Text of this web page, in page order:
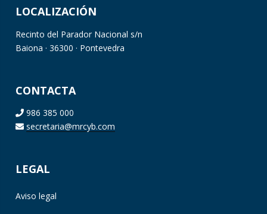
LOCALIZACIÓN
Recinto del Parador Nacional s/n
Baiona · 36300 · Pontevedra
CONTACTA
986 385 000
secretaria@mrcyb.com
LEGAL
Aviso legal